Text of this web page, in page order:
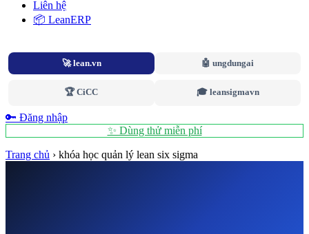
Liên hệ
📦 LeanERP
🚀 lean.vn 🤖 ungdungai
🏆 CiCC 🎓 leansigmavn
🔑 Đăng nhập
✨ Dùng thử miễn phí
Trang chủ › khóa học quản lý lean six sigma